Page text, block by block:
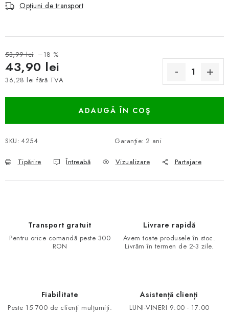
Opțiuni de transport
53,99 lei –18 %
43,90 lei
36,28 lei fără TVA
ADAUGĂ ÎN COŞ
SKU: 4254 Garanţie: 2 ani
Tipărire Întreabă Vizualizare Partajare
Transport gratuit
Pentru orice comandă peste 300
RON
Livrare rapidă
Avem toate produsele în stoc.
Livrăm în termen de 2-3 zile.
Fiabilitate
Peste 15 700 de clienți mulțumiți.
Asistență clienți
LUNI-VINERI 9:00 - 17:00